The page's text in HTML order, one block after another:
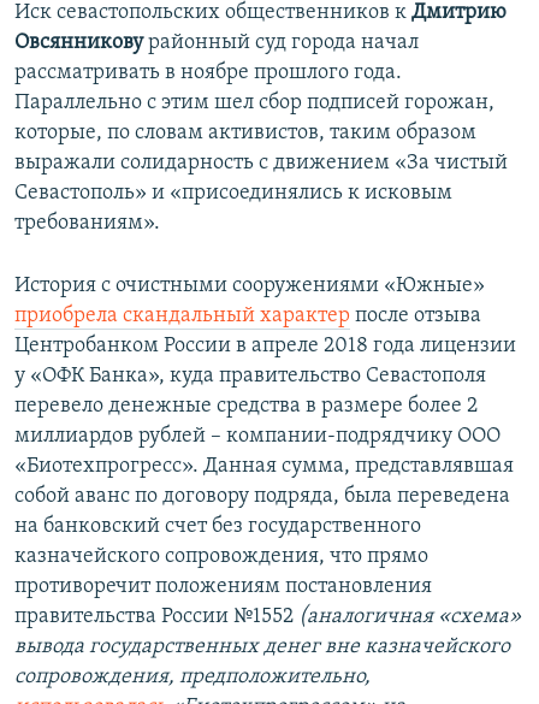
Иск севастопольских общественников к Дмитрию
Овсянниковурайонный суд города начал
рассматривать в ноябре прошлого года.
Параллельно с этим шел сбор подписей горожан,
которые, по словам активистов, таким образом
выражали солидарность с движением «За чистый
Севастополь» и «присоединялись к исковым
требованиям».
История с очистными сооружениями «Южные»
приобрела скандальный характер после отзыва
Центробанком России в апреле 2018 года лицензии
у «ОФК Банка», куда правительство Севастополя
перевело денежные средства в размере более 2
миллиардов рублей – компании-подрядчику ООО
«Биотехпрогресс». Данная сумма, представлявшая
собой аванс по договору подряда, была переведена
на банковский счет без государственного
казначейского сопровождения, что прямо
противоречит положениям постановления
правительства России №1552 (аналогичная «схема»
вывода государственных денег вне казначейского
сопровождения, предположительно,